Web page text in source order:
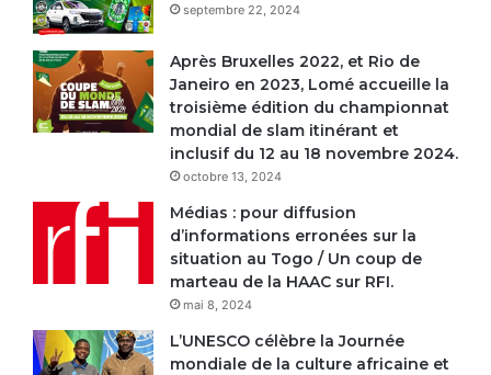
septembre 22, 2024
Après Bruxelles 2022, et Rio de
Janeiro en 2023, Lomé accueille la
troisième édition du championnat
mondial de slam itinérant et
inclusif du 12 au 18 novembre 2024.
octobre 13, 2024
Médias : pour diffusion
d’informations erronées sur la
situation au Togo / Un coup de
marteau de la HAAC sur RFI.
mai 8, 2024
L’UNESCO célèbre la Journée
mondiale de la culture africaine et